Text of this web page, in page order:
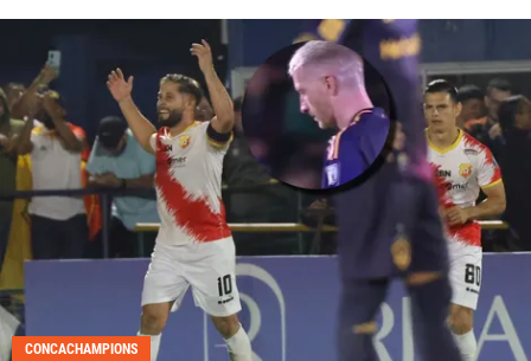
Fútbol Centroamérica, al igual que Futbol Sites, es
una compañía perteneciente a Better Collective.
Todos los derechos reservados.
CONCACHAMPIONS